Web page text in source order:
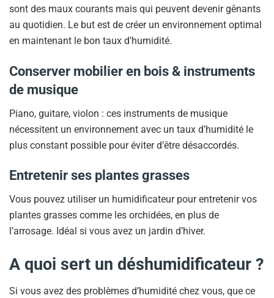
sont des maux courants mais qui peuvent devenir gênants
au quotidien. Le but est de créer un environnement optimal
en maintenant le bon taux d’humidité.
Conserver mobilier en bois & instruments
de musique
Piano, guitare, violon : ces instruments de musique
nécessitent un environnement avec un taux d’humidité le
plus constant possible pour éviter d’être désaccordés.
Entretenir ses plantes grasses
Vous pouvez utiliser un humidificateur pour entretenir vos
plantes grasses comme les orchidées, en plus de
l’arrosage. Idéal si vous avez un jardin d’hiver.
A quoi sert un déshumidificateur ?
Si vous avez des problèmes d’humidité chez vous, que ce